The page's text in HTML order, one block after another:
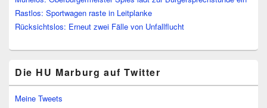
Rastlos: Sportwagen raste in Leitplanke
Rücksichtslos: Erneut zwei Fälle von Unfallflucht
Die HU Marburg auf Twitter
Meine Tweets